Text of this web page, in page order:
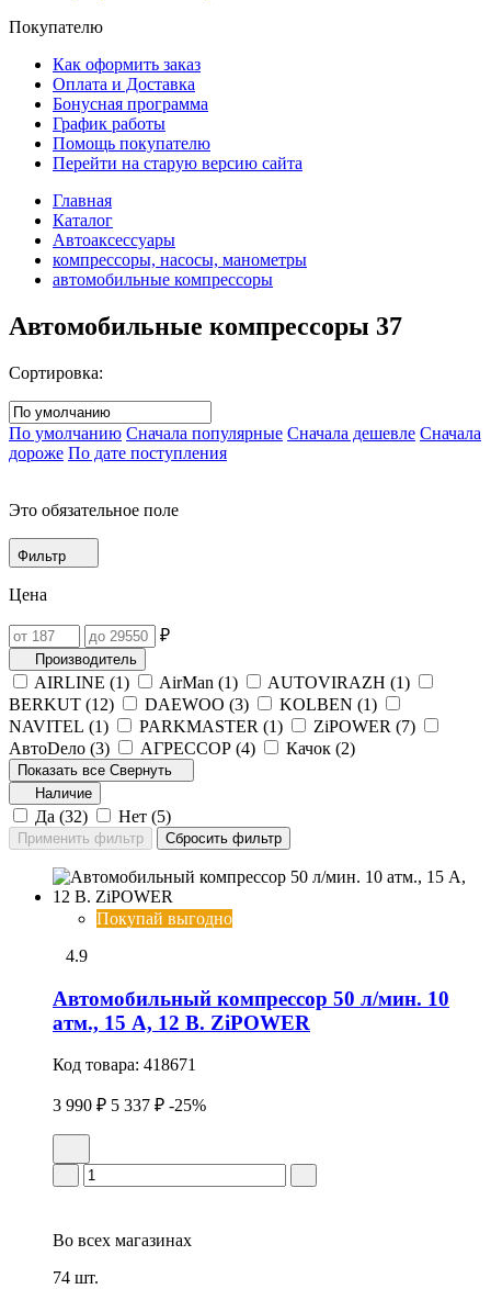
Покупателю
Как оформить заказ
Оплата и Доставка
Бонусная программа
График работы
Помощь покупателю
Перейти на старую версию сайта
Главная
Каталог
Автоаксессуары
компрессоры, насосы, манометры
автомобильные компрессоры
Автомобильные компрессоры 37
Сортировка:
По умолчанию Сначала популярные Сначала дешевле Сначала
дороже По дате поступления
Это обязательное поле
Фильтр
Цена
₽
Производитель
AIRLINE (1) AirMan (1) AUTOVIRAZH (1)
BERKUT (12) DAEWOO (3) KOLBEN (1)
NAVITEL (1) PARKMASTER (1) ZiPOWER (7)
АвтоDело (3) АГРЕССОР (4) Качок (2)
Показать все Свернуть
Наличие
Да (32) Нет (5)
Покупай выгодно
4.9
Автомобильный компрессор 50 л/мин. 10
атм., 15 А, 12 В. ZiPOWER
Код товара: 418671
3 990 ₽ 5 337 ₽ -25%
Во всех магазинах
74 шт.